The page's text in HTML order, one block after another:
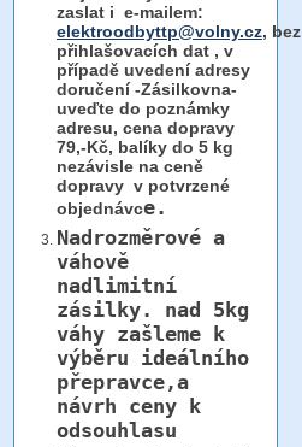
zaslat i e-mailem:
elektroodbyttp@volny.cz, bez
přihlašovacích dat , v
případě uvedení adresy
doručení -Zásilkovna-
uveďte do poznámky
adresu, cena dopravy
79,-Kč, balíky do 5 kg
nezávisle na ceně
dopravy v potvrzené
objednávce.
Nadrozměrové a
váhově
nadlimitní
zásilky. nad 5kg
váhy zašleme k
výběru ideálního
přepravce,a
návrh ceny k
odsouhlasu